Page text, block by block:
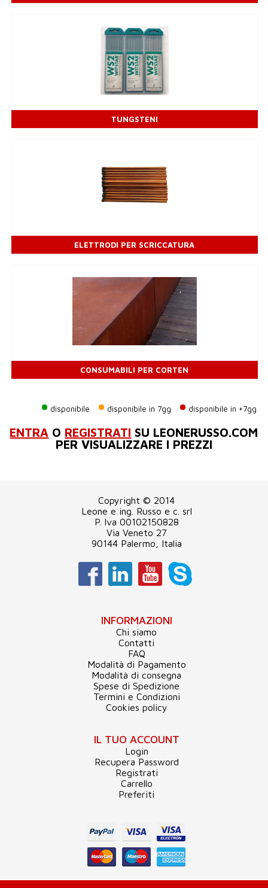
TUNGSTENI
ELETTRODI PER SCRICCATURA
CONSUMABILI PER CORTEN
disponibile disponibile in 7gg disponibile in +7gg
ENTRA O REGISTRATI SU LEONERUSSO.COM
PER VISUALIZZARE I PREZZI
Copyright © 2014
Leone e ing. Russo e c. srl
P. Iva 00102150828
Via Veneto 27
90144 Palermo, Italia
INFORMAZIONI
Chi siamo
Contatti
FAQ
Modalità di Pagamento
Modalità di consegna
Spese di Spedizione
Termini e Condizioni
Cookies policy
IL TUO ACCOUNT
Login
Recupera Password
Registrati
Carrello
Preferiti